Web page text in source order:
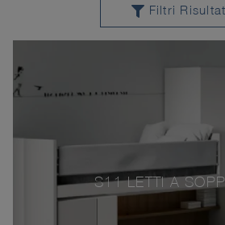
Filtri
S11 LETTI A